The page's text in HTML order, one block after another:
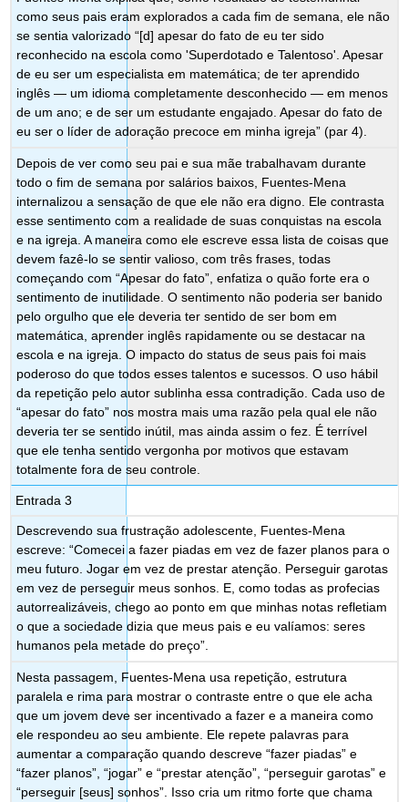
como seus pais eram explorados a cada fim de semana, ele não
se sentia valorizado “[d] apesar do fato de eu ter sido
reconhecido na escola como 'Superdotado e Talentoso'. Apesar
de eu ser um especialista em matemática; de ter aprendido
inglês — um idioma completamente desconhecido — em menos
de um ano; e de ser um estudante engajado. Apesar do fato de
eu ser o líder de adoração precoce em minha igreja” (par 4).
Depois de ver como seu pai e sua mãe trabalhavam durante
todo o fim de semana por salários baixos, Fuentes-Mena
internalizou a sensação de que ele não era digno. Ele contrasta
esse sentimento com a realidade de suas conquistas na escola
e na igreja. A maneira como ele escreve essa lista de coisas que
devem fazê-lo se sentir valioso, com três frases, todas
começando com “Apesar do fato”, enfatiza o quão forte era o
sentimento de inutilidade. O sentimento não poderia ser banido
pelo orgulho que ele deveria ter sentido de ser bom em
matemática, aprender inglês rapidamente ou se destacar na
escola e na igreja. O impacto do status de seus pais foi mais
poderoso do que todos esses talentos e sucessos. O uso hábil
da repetição pelo autor sublinha essa contradição. Cada uso de
“apesar do fato” nos mostra mais uma razão pela qual ele não
deveria ter se sentido inútil, mas ainda assim o fez. É terrível
que ele tenha sentido vergonha por motivos que estavam
totalmente fora de seu controle.
Entrada 3
Descrevendo sua frustração adolescente, Fuentes-Mena
escreve: “Comecei a fazer piadas em vez de fazer planos para o
meu futuro. Jogar em vez de prestar atenção. Perseguir garotas
em vez de perseguir meus sonhos. E, como todas as profecias
autorrealizáveis, chego ao ponto em que minhas notas refletiam
o que a sociedade dizia que meus pais e eu valíamos: seres
humanos pela metade do preço”.
Nesta passagem, Fuentes-Mena usa repetição, estrutura
paralela e rima para mostrar o contraste entre o que ele acha
que um jovem deve ser incentivado a fazer e a maneira como
ele respondeu ao seu ambiente. Ele repete palavras para
aumentar a comparação quando descreve “fazer piadas” e
“fazer planos”, “jogar” e “prestar atenção”, “perseguir garotas” e
“perseguir [seus] sonhos”. Isso cria um ritmo forte que chama